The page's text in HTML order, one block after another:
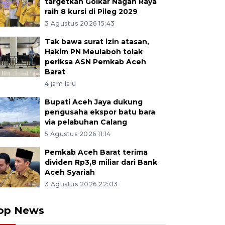
raih 8 kursi di Pileg 2029
3 Agustus 2026 15:43
Tak bawa surat izin atasan,
Hakim PN Meulaboh tolak
periksa ASN Pemkab Aceh
Barat
4 jam lalu
Bupati Aceh Jaya dukung
pengusaha ekspor batu bara
via pelabuhan Calang
5 Agustus 2026 11:14
Pemkab Aceh Barat terima
dividen Rp3,8 miliar dari Bank
Aceh Syariah
3 Agustus 2026 22:03
News